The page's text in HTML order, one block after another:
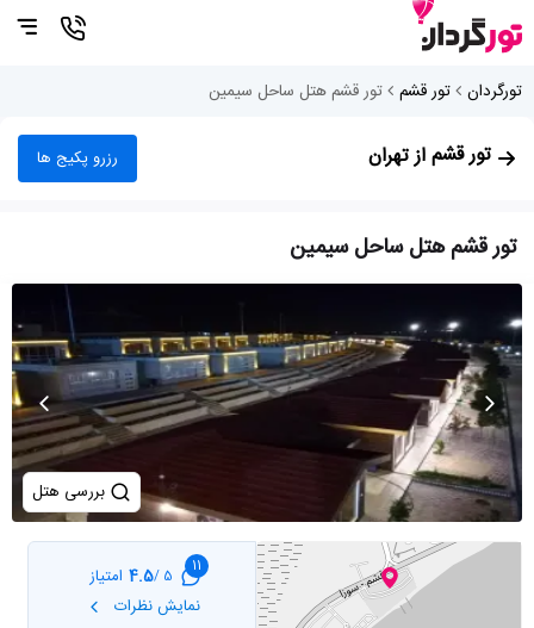
تورگردان تور قشم تور قشم هتل ساحل سیمین
تور قشماز تهران رزرو پکیج ها
تور قشم هتل ساحل سیمین
بررسی هتل
11
5 /
4.5 امتیاز
نمایش نظرات